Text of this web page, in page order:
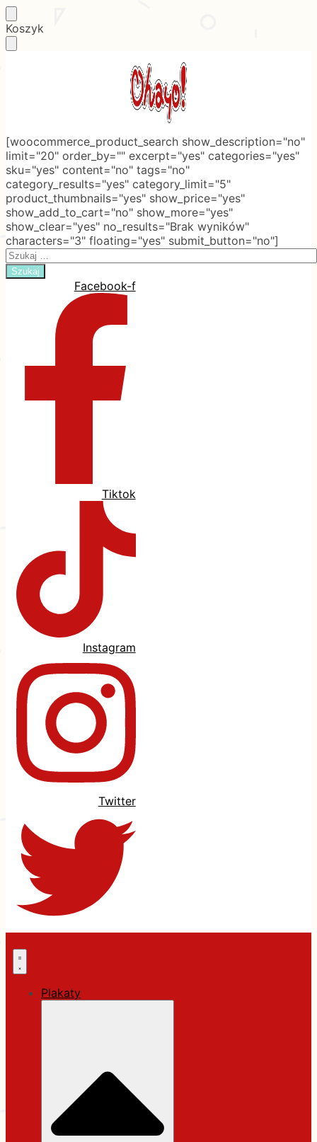
Skip
to
Skip
to
Koszyk
[woocommerce_product_search show_description="no"
limit="20" order_by="" excerpt="yes" categories="yes"
sku="yes" content="no" tags="no"
category_results="yes" category_limit="5"
product_thumbnails="yes" show_price="yes"
show_add_to_cart="no" show_more="yes"
show_clear="yes" no_results="Brak wyników"
characters="3" floating="yes" submit_button="no"]
Search
for:
Facebook-f
Tiktok
Instagram
Twitter
Plakaty